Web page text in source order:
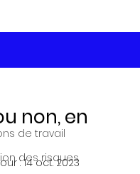
de travail
des risques
non, en
:14 oct. 2023